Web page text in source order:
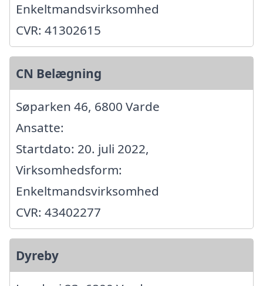
Enkeltmandsvirksomhed
CVR: 41302615
CN Belægning
Søparken 46, 6800 Varde
Ansatte:
Startdato: 20. juli 2022,
Virksomhedsform:
Enkeltmandsvirksomhed
CVR: 43402277
Dyreby